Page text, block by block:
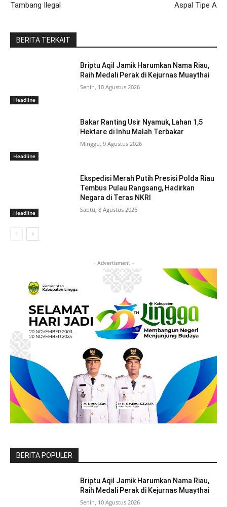
Tambang Ilegal
Aspal Tipe A
BERITA TERKAIT
Headline
Briptu Aqil Jamik Harumkan Nama Riau,
Raih Medali Perak di Kejurnas Muaythai
Senin, 10 Agustus 2026
Headline
Bakar Ranting Usir Nyamuk, Lahan 1,5
Hektare di Inhu Malah Terbakar
Minggu, 9 Agustus 2026
Headline
Ekspedisi Merah Putih Presisi Polda Riau
Tembus Pulau Rangsang, Hadirkan
Negara di Teras NKRI
Sabtu, 8 Agustus 2026
- Advertisment -
BERITA POPULER
Briptu Aqil Jamik Harumkan Nama Riau,
Raih Medali Perak di Kejurnas Muaythai
Senin, 10 Agustus 2026